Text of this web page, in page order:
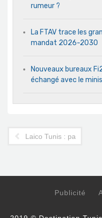
rumeur ?
La FTAV trace les
mandat 2026-2030
Nouveaux bureaux
échangé avec le
Laico Tunis : pas
Publicité